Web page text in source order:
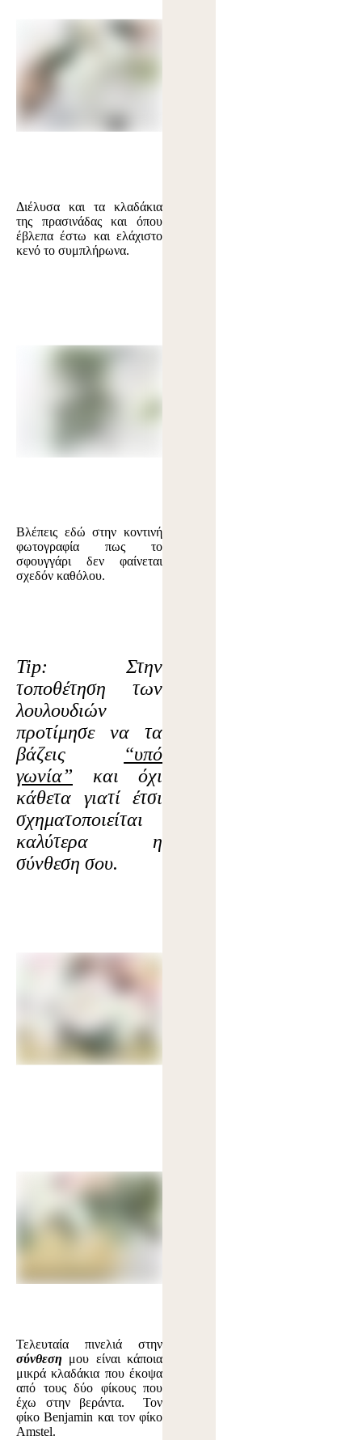
Διέλυσα και τα κλαδάκια
της πρασινάδας και όπου
έβλεπα έστω και ελάχιστο
κενό το συμπλήρωνα.
Βλέπεις εδώ στην κοντινή
φωτογραφία πως το
σφουγγάρι δεν φαίνεται
σχεδόν καθόλου.
Tip:Στην
τοποθέτηση των
λουλουδιών
προτίμησε να τα
βάζεις
“υπό
γωνία” και όχι
κάθετα γιατί έτσι
σχηματοποιείται
καλύτερα η
σύνθεση σου.
Τελευταία πινελιά στην
σύνθεση μου είναι κάποια
μικρά κλαδάκια που έκοψα
από τους δύο φίκους που
έχω στην βεράντα. Τον
φίκο Benjamin και τον φίκο
Amstel.